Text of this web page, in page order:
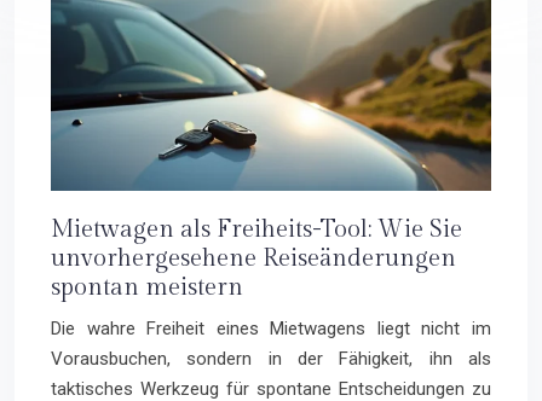
Mietwagen als Freiheits-Tool: Wie Sie
unvorhergesehene Reiseänderungen
spontan meistern
Die wahre Freiheit eines Mietwagens liegt nicht im
Vorausbuchen, sondern in der Fähigkeit, ihn als
taktisches Werkzeug für spontane Entscheidungen zu